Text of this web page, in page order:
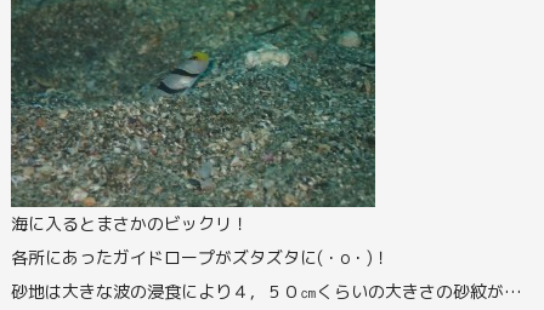
海に入るとまさかのビックリ！
各所にあったガイドロープがズタズタに(・o・)！
砂地は大きな波の浸食により４，５０㎝くらいの大きさの砂紋が…